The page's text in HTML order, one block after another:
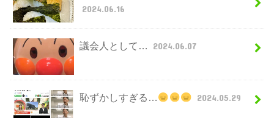
2024.06.16
議会人として… 2024.06.07
恥ずかしすぎる… 2024.05.29